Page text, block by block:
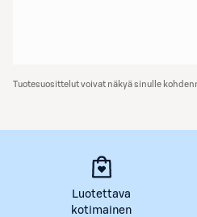
Tuotesuosittelut voivat näkyä sinulle
Luotettava
kotimainen